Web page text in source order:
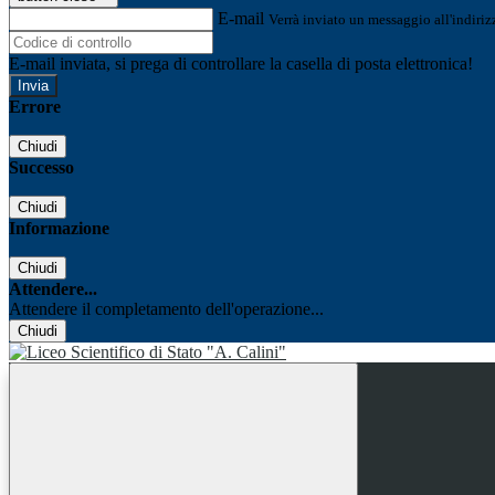
E-mail Verrà inviato un messaggio
E-mail inviata, si prega di controllare la casella di posta elettronica!
Errore
Chiudi
Successo
Chiudi
Informazione
Chiudi
Attendere...
Attendere il completamento dell'operazione...
Chiudi